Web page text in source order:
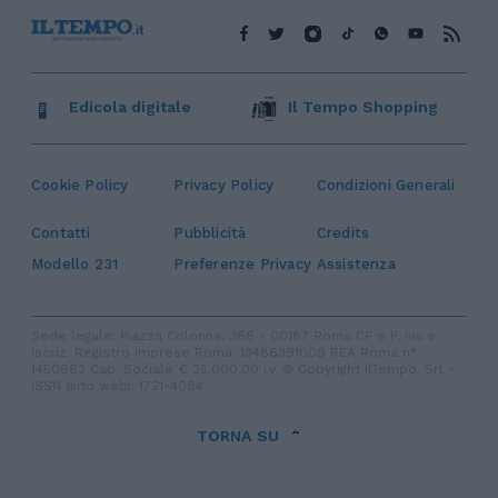
Cookie Policy Privacy Policy Condizioni Generali
Contatti Pubblicità
Credits
Modello 231
Preferenze Privacy Assistenza
Edicola digitale Il Tempo Shopping
TORNA SU